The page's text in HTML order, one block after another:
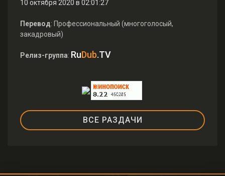
10 октября 2020 в 02:01:27
Перевод: Профессиональный (многоголосый,
закадровый)
Релиз-группа: RuDub.TV
ВСЕ РАЗДАЧИ